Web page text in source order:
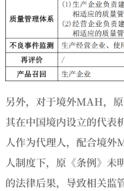
另外，对于境外MAH，
其在中国境内设立的代表
人作为代理人，配合境
人制度下，原《条例》未
的法律后果，导致相关监